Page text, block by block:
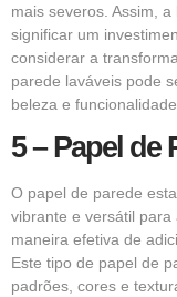
mais severos. Assim,
significar um
considerar a
parede laváveis pode
beleza e
5 – Papel de
O papel de parede
vibrante e versátil
maneira efetiva de
Este tipo de papel de
padrões, cores e